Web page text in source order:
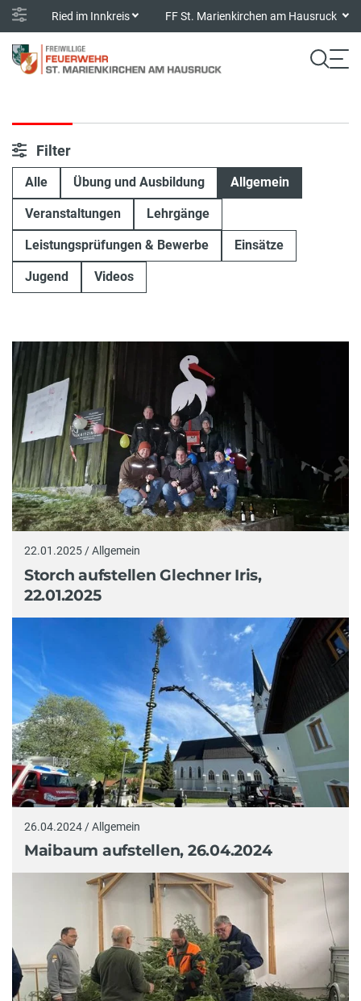
Ried im Innkreis FF St. Marienkirchen am Hausruck
Filter
Alle Übung und Ausbildung Allgemein
Veranstaltungen Lehrgänge
Leistungsprüfungen & Bewerbe Einsätze
Jugend Videos
22.01.2025 / Allgemein
Storch aufstellen Glechner Iris,
22.01.2025
26.04.2024 / Allgemein
Maibaum aufstellen, 26.04.2024